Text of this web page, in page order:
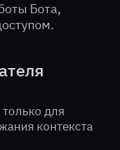
Бота,
для
контекста